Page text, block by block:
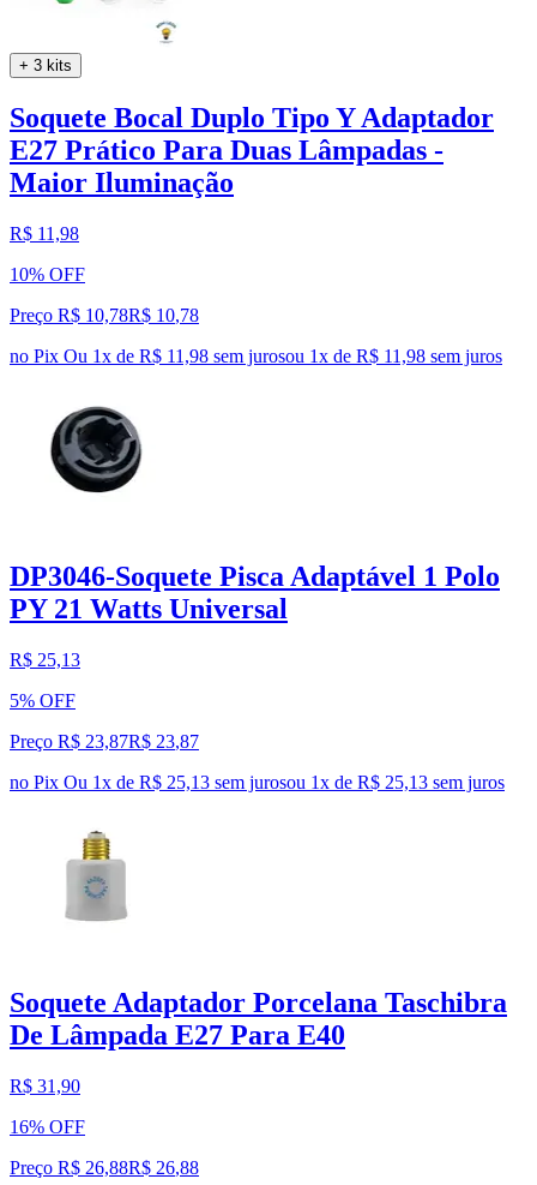
+ 3 kits
Soquete Bocal Duplo Tipo Y Adaptador
E27 Prático Para Duas Lâmpadas -
Maior Iluminação
R$ 11,98
10% OFF
Preço R$ 10,78R$ 10,78
no Pix Ou 1x de R$ 11,98 sem jurosou 1x de R$ 11,98 sem juros
DP3046-Soquete Pisca Adaptável 1 Polo
PY 21 Watts Universal
R$ 25,13
5% OFF
Preço R$ 23,87R$ 23,87
no Pix Ou 1x de R$ 25,13 sem jurosou 1x de R$ 25,13 sem juros
Soquete Adaptador Porcelana Taschibra
De Lâmpada E27 Para E40
R$ 31,90
16% OFF
Preço R$ 26,88R$ 26,88